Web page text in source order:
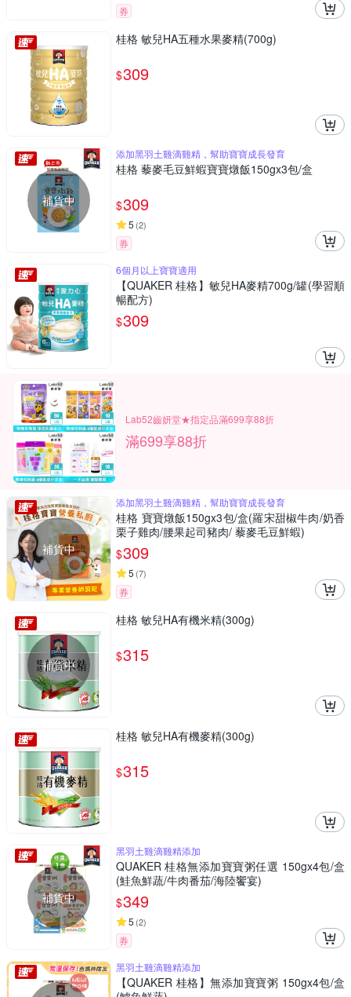
券
桂格 敏兒HA五種水果麥精(700g)
$309
補貨中
添加黑羽土雞滴雞精，幫助寶寶成長發育
桂格 藜麥毛豆鮮蝦寶寶燉飯150gx3包/盒
$309
5 (2)
券
6個月以上寶寶適用
【QUAKER 桂格】敏兒HA麥精700g/罐(學習順
暢配方)
$309
Lab52齒妍堂★指定品滿699享88折
滿699享88折
補貨中
添加黑羽土雞滴雞精，幫助寶寶成長發育
桂格 寶寶燉飯150gx3包/盒(羅宋甜椒牛肉/奶香
栗子雞肉/腰果起司豬肉/ 藜麥毛豆鮮蝦)
$309
5 (7)
券
補貨中
桂格 敏兒HA有機米精(300g)
$315
桂格 敏兒HA有機麥精(300g)
$315
補貨中
黑羽土雞滴雞精添加
QUAKER 桂格無添加寶寶粥任選 150gx4包/盒
(鮭魚鮮蔬/牛肉番茄/海陸饗宴)
$349
5 (2)
券
黑羽土雞滴雞精添加
【QUAKER 桂格】無添加寶寶粥 150gx4包/盒